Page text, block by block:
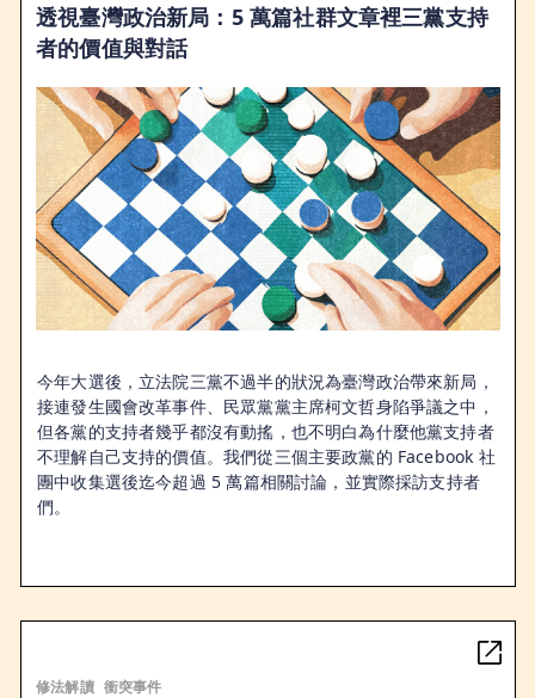
透視臺灣政治新局：5 萬篇社群文章裡三黨支持
者的價值與對話
今年大選後，立法院三黨不過半的狀況為臺灣政治帶來新局，
接連發生國會改革事件、民眾黨黨主席柯文哲身陷爭議之中，
但各黨的支持者幾乎都沒有動搖，也不明白為什麼他黨支持者
不理解自己支持的價值。我們從三個主要政黨的 Facebook 社
團中收集選後迄今超過 5 萬篇相關討論，並實際採訪支持者
們。
修法解讀 衝突事件